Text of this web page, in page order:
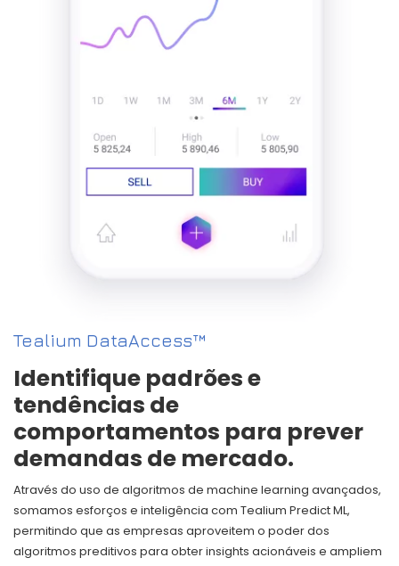
Tealium DataAccess™
Identifique padrões e
tendências de
comportamentos para prever
demandas de mercado.
Através do uso de algoritmos de machine learning avançados,
somamos esforços e inteligência com Tealium Predict ML,
permitindo que as empresas aproveitem o poder dos
algoritmos preditivos para obter insights acionáveis e ampliem